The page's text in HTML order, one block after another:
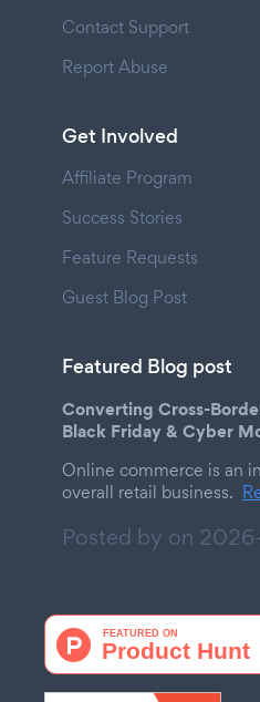
Contact Support
Report Abuse
Get Involved
Affiliate Program
Success Stories
Feature Requests
Guest Blog Post
Featured Blog post
Converting Cross-
Black Friday & Cyber
Online commerce is an
overall retail business.
Posted by on